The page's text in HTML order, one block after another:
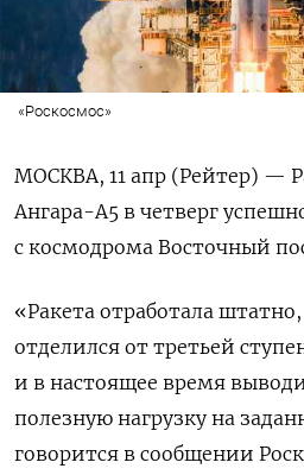
«Роскосмос»
МОСКВА, 11 апр (Рейтер) —
Ангара-А5 в четверг
с космодрома Восточный
«Ракета отработала
отделился от третьей
и в настоящее время
полезную нагрузку на
говорится в сообщении